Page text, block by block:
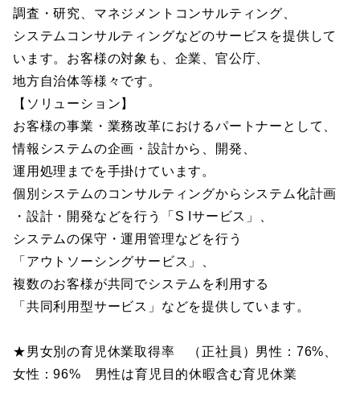
調査・研究、マネジメントコンサルティング、
システムコンサルティングなどのサービスを提供して
います。お客様の対象も、企業、官公庁、
地方自治体等様々です。
【ソリューション】
お客様の事業・業務改革におけるパートナーとして、
情報システムの企画・設計から、開発、
運用処理までを手掛けています。
個別システムのコンサルティングからシステム化計画
・設計・開発などを行う「S Iサービス」、
システムの保守・運用管理などを行う
「アウトソーシングサービス」、
複数のお客様が共同でシステムを利用する
「共同利用型サービス」などを提供しています。
★男女別の育児休業取得率 （正社員）男性：76%、
女性：96% 男性は育児目的休暇含む育児休業